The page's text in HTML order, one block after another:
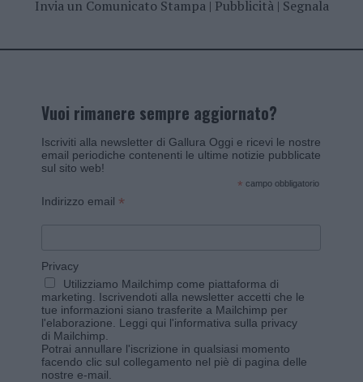
Invia un Comunicato Stampa| Pubblicità| Segnala
Vuoi rimanere sempre aggiornato?
Iscriviti alla newsletter di Gallura Oggi e ricevi le nostre
email periodiche contenenti le ultime notizie pubblicate
sul sito web!
* campo obbligatorio
Indirizzo email *
Privacy
Utilizziamo Mailchimp come piattaforma di
marketing. Iscrivendoti alla newsletter accetti che le
tue informazioni siano trasferite a Mailchimp per
l'elaborazione. Leggi qui l'informativa sulla privacy
di Mailchimp
Potrai annullare l'iscrizione in qualsiasi momento
facendo clic sul collegamento nel piè di pagina delle
nostre e-mail.